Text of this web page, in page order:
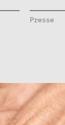
Presse